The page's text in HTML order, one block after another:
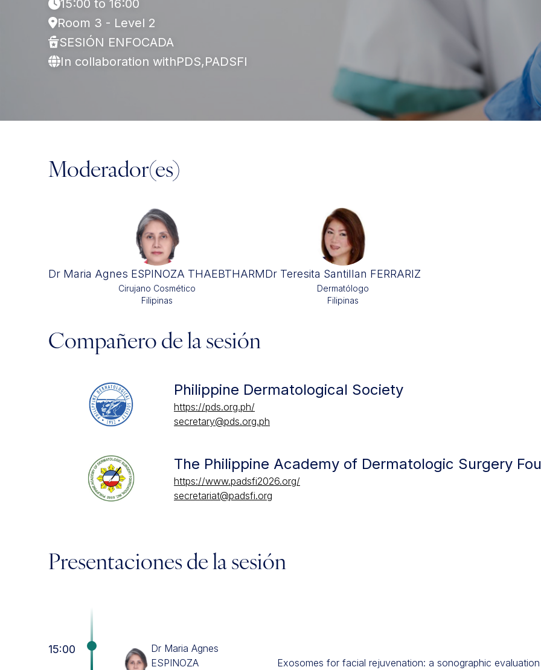
15:00 to 16:00
Room 3 - Level 2
SESIÓN ENFOCADA
In collaboration withPDS,PADSFI
Moderador(es)
Dr Maria Agnes ESPINOZA THAEBTHARM
Cirujano Cosmético
Filipinas
Dr Teresita Santillan FERRARIZ
Dermatólogo
Filipinas
Compañero de la sesión
Philippine Dermatological Society
https://pds.org.ph/
secretary@pds.org.ph
The Philippine Academy of Dermatologic Surgery
https://www.padsfi2026.org/
secretariat@padsfi.org
Presentaciones de la sesión
15:00
Dr Maria Agnes
ESPINOZA
Exosomes for facial rejuvenation: a sonographic evaluation